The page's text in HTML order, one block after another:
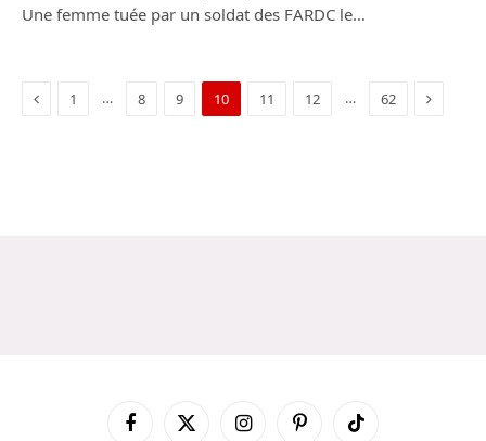
Une femme tuée par un soldat des FARDC le…
Previous
1 … 8 9 10 11 12 … 62 Next
FacebookX InstagramPinterestTikTok